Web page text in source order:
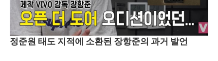
정준원 태도 지적에 소환된 장항준의 과거 발언